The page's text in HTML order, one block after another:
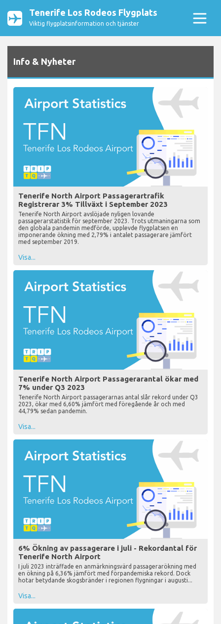
Tenerife Los Rodeos Flygplats
Viktig flygplatsinformation och tjänster
Info & Nyheter
Tenerife North Airport Passagerartrafik
Registrerar 3% Tillväxt i September 2023
Tenerife North Airport avslöjade nyligen lovande
passagerarstatistik för september 2023. Trots utmaningarna som
den globala pandemin medförde, upplevde flygplatsen en
imponerande ökning med 2,79% i antalet passagerare jämfört
med september 2019.
Visa...
Tenerife North Airport Passagerarantal ökar med
7% under Q3 2023
Tenerife North Airport passagerarnas antal slår rekord under Q3
2023, ökar med 6,60% jämfört med föregående år och med
44,79% sedan pandemin.
Visa...
6% Ökning av passagerare i juli - Rekordantal för
Tenerife North Airport
I juli 2023 inträffade en anmärkningsvärd passagerarökning med
en ökning på 6,36% jämfört med förpandemiska rekord. Dock
hotar betydande skogsbränder i regionen flygningar i augusti...
Visa...